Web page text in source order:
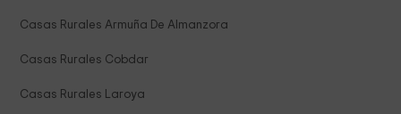
Casas Rurales Armuña De Almanzora
Casas Rurales Cobdar
Casas Rurales Laroya